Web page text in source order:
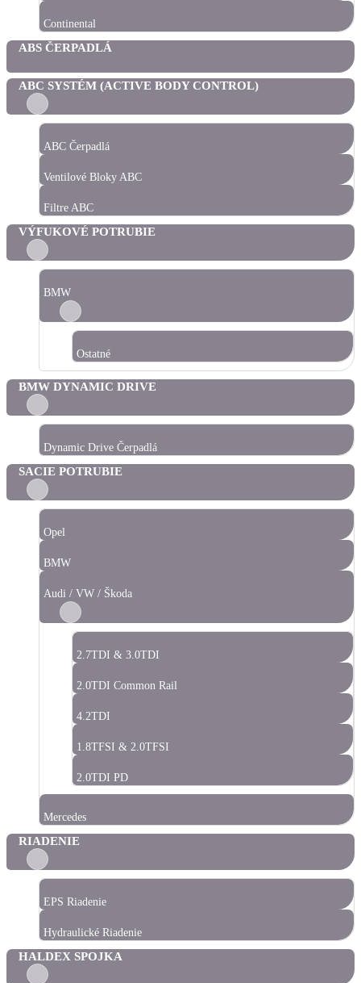
Continental
ABS ČERPADLÁ
ABC SYSTÉM (ACTIVE BODY CONTROL)
ABC Čerpadlá
Ventilové Bloky ABC
Filtre ABC
VÝFUKOVÉ POTRUBIE
BMW
Ostatné
BMW DYNAMIC DRIVE
Dynamic Drive Čerpadlá
SACIE POTRUBIE
Opel
BMW
Audi / VW / Škoda
2.7TDI & 3.0TDI
2.0TDI Common Rail
4.2TDI
1.8TFSI & 2.0TFSI
2.0TDI PD
Mercedes
RIADENIE
EPS Riadenie
Hydraulické Riadenie
HALDEX SPOJKA